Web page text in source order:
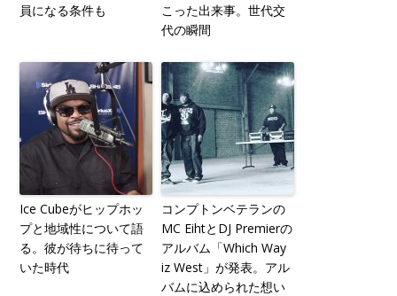
員になる条件も
こった出来事。世代交
代の瞬間
Ice Cubeがヒップホッ
プと地域性について語
る。彼が待ちに待って
いた時代
コンプトンベテランの
MC EihtとDJ Premierの
アルバム「Which Way
iz West」が発表。アル
バムに込められた想い